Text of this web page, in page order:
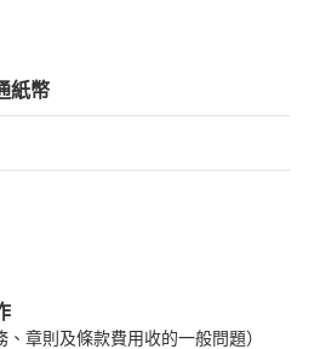
紙幣
、章則及條款費用收的一般問題）